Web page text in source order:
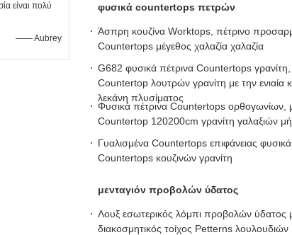
είναι πολύ
—— Aubrey
φυσικά countertops πετρών
Άσπρη κουζίνα Worktops, πέτρινο
Countertops μέγεθος χαλαζία χαλαζία
G682 φυσικά πέτρινα Countertops γρανίτη,
Countertop λουτρών γρανίτη με την ενιαία
λεκάνη πλυσίματος
Φυσικά πέτρινα Countertops ορθογωνίων,
Countertop 120200cm γρανίτη γαλαξιών
Γυαλισμένα Countertops επιφάνειας
Countertops κουζινών γρανίτη
μενταγιόν προβολών ύδατος
Λουξ εσωτερικός λόμπι προβολών ύδατος
διακοσμητικός τοίχος Petterns λουλουδιών